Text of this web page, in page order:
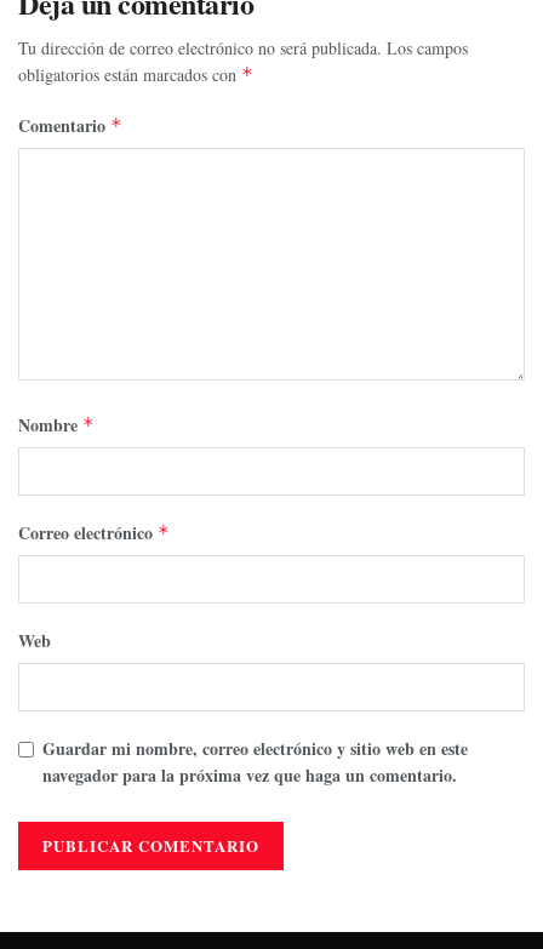
Tu dirección de correo electrónico no será publicada. Los campos
obligatorios están marcados con *
Comentario *
Nombre *
Correo electrónico *
Web
Guardar mi nombre, correo electrónico y sitio web en este
navegador para la próxima vez que haga un comentario.